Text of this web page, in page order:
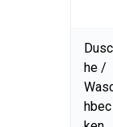
Dusc
he /
hbec